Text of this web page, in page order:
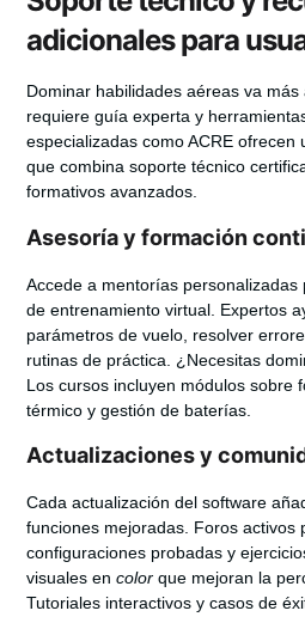
adicionales para
Dominar habilidades aéreas va más
requiere guía experta y
especializadas como ACRE ofrecen
que combina soporte técnico
formativos avanzados.
Asesoría y formación
Accede a mentorías
de entrenamiento virtual . Expertos
parámetros de vuelo, resolver
rutinas de práctica. ¿Necesitas
Los cursos incluyen módulos sobre
térmico y gestión de baterías.
Actualizaciones y
Cada actualización del software
funciones mejoradas. Foros activos
configuraciones probadas y
visuales encolor que mejoran la
Tutoriales interactivos y casos de